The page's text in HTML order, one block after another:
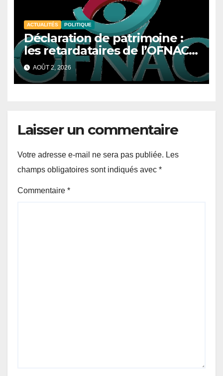
ACTUALITÉS POLITIQUE
Déclaration de patrimoine :
les retardataires de l’OFNAC
s’exposent désormais à des
sanctions
AOÛT 2, 2026
Laisser un commentaire
Votre adresse e-mail ne sera pas publiée. Les
champs obligatoires sont indiqués avec *
Commentaire *